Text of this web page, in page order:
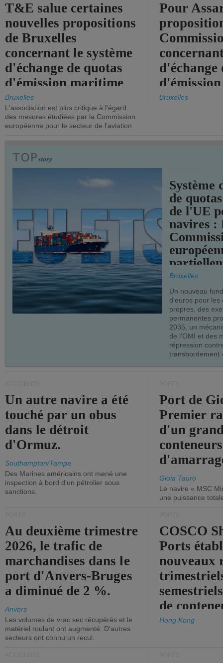
T&E salue certaines
nouvelles propositions
de Bruxelles
concernant le système
d'échange de quotas
d'émission maritime
de l'UE.
Bruxelles
L'association est plus critique à l'égard
des mesures étudiées par la Commission
européenne pour le secteur de l'aviation
Pour
d'échange
timide,
Bruxelles
Système
de
de l'UE
navires :
Bruxelles
Un nouveau
d'euros pour les
propres, des
permanentes
2035, un
de l'OMI et des
répression
transbordement
Un autre navire a été
touché par un obus
dans le détroit
d'Ormuz.
Southampton/Tampa
Des Marines américains ont mené une
inspection à bord d'un pétrolier sous
sanctions.
Port de
Premier
d'un
Gioia Tauro
Le navire « MSC
une puissance
Au deuxième trimestre
2026, le trafic de
marchandises dans le
port d'Anvers-Bruges
a diminué de 2 %.
Anvers
Les volumes de vrac sec récupérés et le
matériel roulant ont augmenté. D'autres
secteurs ont connu un recul.
COSCO
Ports
nouveaux
de
Hong Kong